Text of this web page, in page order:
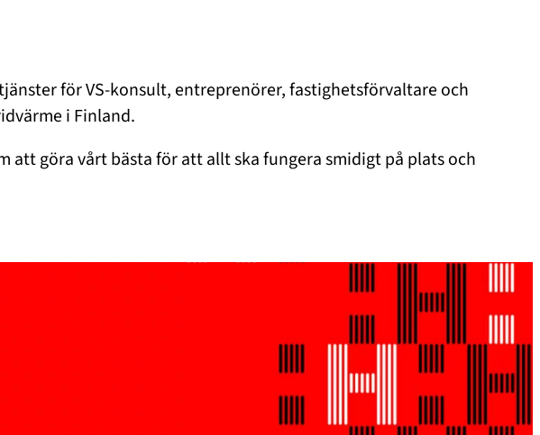
för VS-konsult, entreprenörer, fastighetsförvaltare och
i Finland.
att göra vårt bästa för att allt ska fungera smidigt på plats och